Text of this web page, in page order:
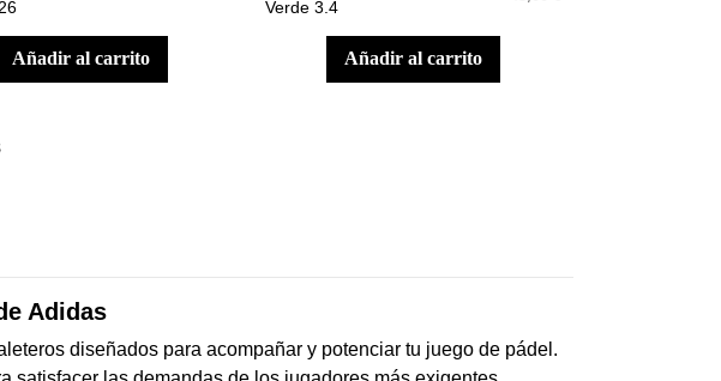
añadir al carrito
Verde 3.4
añadir al carrito
Adidas
diseñados para acompañar y potenciar tu juego de pádel.